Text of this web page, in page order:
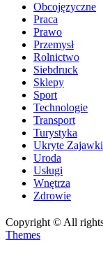
Obcojęzyczne
Praca
Prawo
Przemysł
Rolnictwo
Siebdruck
Sklepy
Sport
Technologie
Transport
Turystyka
Ukryte Zajawki
Uroda
Usługi
Wnętrza
Zdrowie
Copyright © All
Themes